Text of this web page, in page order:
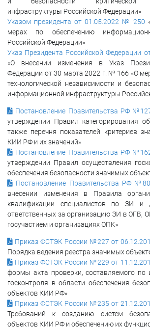
инфраструктуры Российской Федерации»
Указом президента от 01.05.2022 № 250
мерах по обеспечению
Российской Федерации»
Указ Президента Российской Федерации
«О внесении изменения в Указ
Федерации от 30 марта 2022 г. № 166 «О
технологической независимости и
информационной инфраструктуры
Постановление Правительства РФ
утверждении Правил категорирования
также перечня показателей критериев
КИИ РФ и их значений»
Постановление Правительства РФ
утверждении Правил осуществления
обеспечения безопасности значимых
Постановление Правительства РФ
внесении изменения в Правила
квалификации специалистов по ЗИ и
ответственных за организацию ЗИ в ОГВ,
госучастием и организациях ОПК»
Приказ ФСТЭК России №227 от
Порядка ведения реестра значимых
Приказ ФСТЭК России №229 от
формы акта проверки, составляемого по
госконтроля в области обеспечения
объектов КИИ РФ»
Приказ ФСТЭК России №235 от
Требований к созданию систем
объектов КИИ РФ и обеспечению их